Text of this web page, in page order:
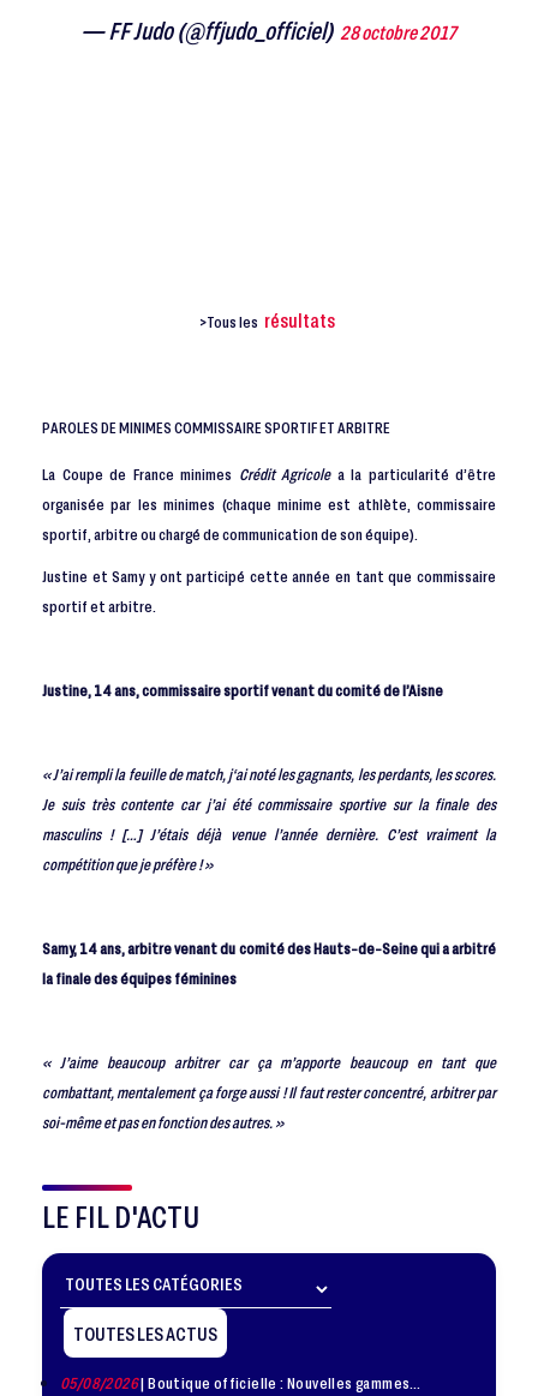
— FF Judo (@ffjudo_officiel) 28 octobre 2017
>Tous les résultats
PAROLES DE MINIMES COMMISSAIRE SPORTIF ET ARBITRE
La Coupe de France minimes Crédit Agricolea la particularité d’être
organisée par les minimes (chaque minime est athlète, commissaire
sportif, arbitre ou chargé de communication de son équipe).
Justine et Samy y ont participé cette année en tant que commissaire
sportif et arbitre.
Justine, 14 ans, commissaire sportif venant du comité de l’Aisne
« J’ai rempli la feuille de match, j‘ai noté les gagnants, les perdants, les scores.
Je suis très contente car j’ai été commissaire sportive sur la finale des
masculins ! […] J’étais déjà venue l’année dernière. C’est vraiment la
compétition que je préfère ! »
Samy, 14 ans, arbitre venant du comité des Hauts-de-Seine qui a arbitré
la finale des équipes féminines
« J’aime beaucoup arbitrer car ça m’apporte beaucoup en tant que
combattant, mentalement ça forge aussi ! Il faut rester concentré, arbitrer par
soi-même et pas en fonction des autres. »
LE FIL D'ACTU
TOUTES LES ACTUS
05/08/2026| Boutique officielle : Nouvelles gammes